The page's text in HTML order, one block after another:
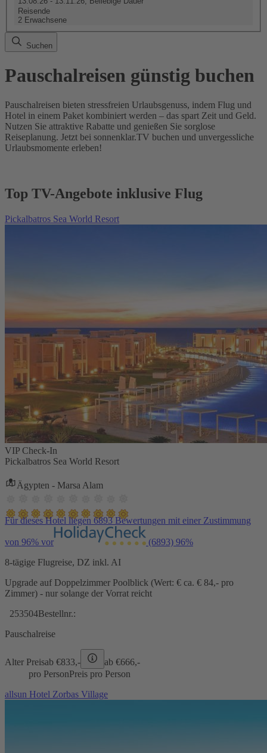
Reisende
2 Erwachsene
Suchen
Pauschalreisen günstig buchen
Pauschalreisen bieten stressfreien Urlaubsgenuss, indem Flug und
Hotel in einem Paket kombiniert werden – das spart Zeit und Geld.
Nutzen Sie attraktive Rabatte und genießen Sie sorglose
Reiseplanung. Jetzt bei sonnenklar.TV buchen und unvergessliche
Urlaubsmomente erleben!
Top TV-Angebote inklusive Flug
Pickalbatros Sea World Resort
VIP Check-In
Pickalbatros Sea World Resort
Ägypten - Marsa Alam
Für dieses Hotel liegen 6893 Bewertungen mit einer Zustimmung
von 96% vor (6893) 96%
8-tägige Flugreise, DZ inkl. AI
Upgrade auf Doppelzimmer Poolblick (Wert: € ca. € 84,- pro
Zimmer) - nur solange der Vorrat reicht
253504Bestellnr.:
Pauschalreise
Alter Preisab €833,- ab €666,-
pro PersonPreis pro Person
allsun Hotel Zorbas Village